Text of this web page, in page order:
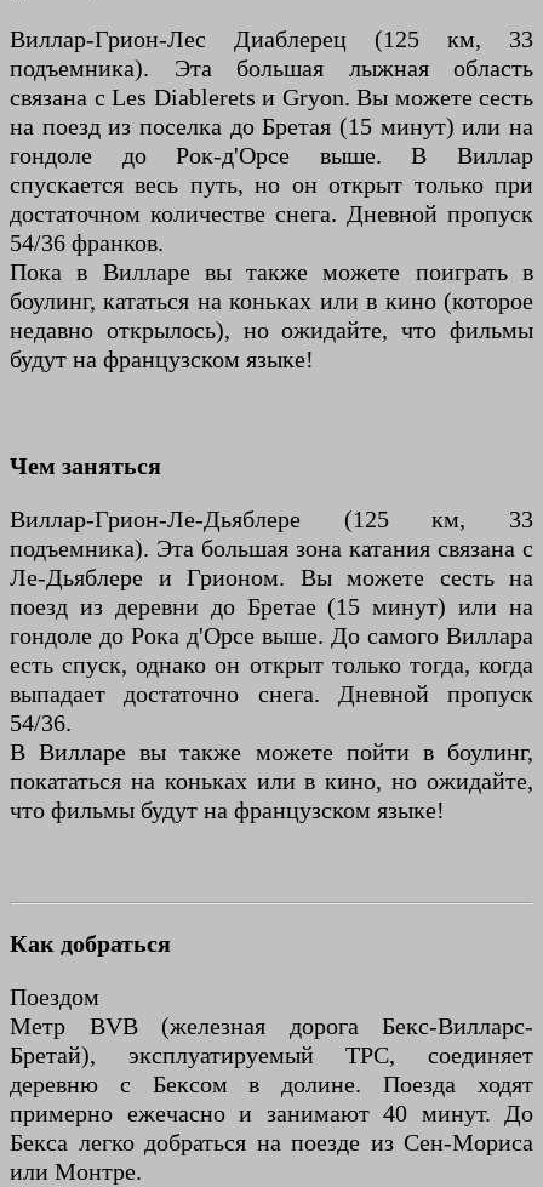
Виллар-Грион-Лес Диаблерец (125 км, 33
подъемника). Эта большая лыжная область
связана с Les Diablerets и Gryon. Вы можете сесть
на поезд из поселка до Бретая (15 минут) или на
гондоле до Рок-д'Орсе выше. В Виллар
спускается весь путь, но он открыт только при
достаточном количестве снега. Дневной пропуск
54/36 франков.
Пока в Вилларе вы также можете поиграть в
боулинг, кататься на коньках или в кино (которое
недавно открылось), но ожидайте, что фильмы
будут на французском языке!
Чем заняться
Виллар-Грион-Ле-Дьяблере (125 км, 33
подъемника). Эта большая зона катания связана с
Ле-Дьяблере и Грионом. Вы можете сесть на
поезд из деревни до Бретае (15 минут) или на
гондоле до Рока д'Орсе выше. До самого Виллара
есть спуск, однако он открыт только тогда, когда
выпадает достаточно снега. Дневной пропуск
54/36.
В Вилларе вы также можете пойти в боулинг,
покататься на коньках или в кино, но ожидайте,
что фильмы будут на французском языке!
Как добраться
Поездом
Метр BVB (железная дорога Бекс-Вилларс-
Бретай), эксплуатируемый TPC, соединяет
деревню с Бексом в долине. Поезда ходят
примерно ежечасно и занимают 40 минут. До
Бекса легко добраться на поезде из Сен-Мориса
или Монтре.